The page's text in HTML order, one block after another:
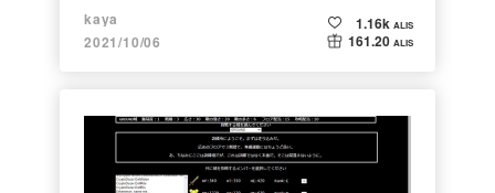
kaya
2021/10/06
1.16k ALIS
161.20 ALIS